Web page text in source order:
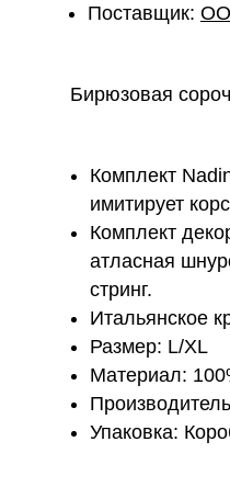
Поставщик:
Бирюзовая
Комплект
имитирует
Комплект
атласная
стринг.
Итальянское
Размер: L/XL
Материал:
Упаковка: